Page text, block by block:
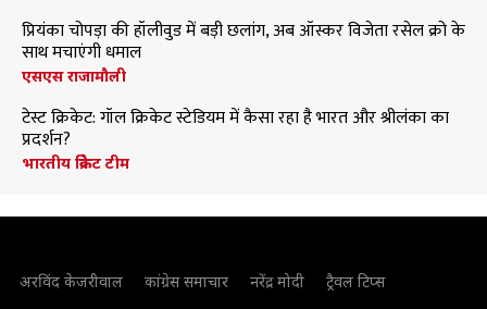
प्रियंका चोपड़ा की हॉलीवुड में बड़ी छलांग, अब ऑस्कर विजेता रसेल क्रो के
साथ मचाएंगी धमाल
एसएस राजामौली
टेस्ट क्रिकेट: गॉल क्रिकेट स्टेडियम में कैसा रहा है भारत और श्रीलंका का
प्रदर्शन?
भारतीय क्रिकेट टीम
अरविंद केजरीवाल कांग्रेस समाचार नरेंद्र मोदी ट्रैवल टिप्स